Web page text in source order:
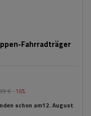
Fahrradträger
€ -16%
schon am12. August